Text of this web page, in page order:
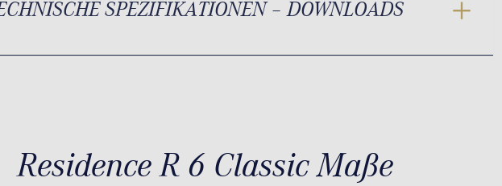
SPEZIFIKATIONEN – DOWNLOADS
Residence R 6 Classic Maße